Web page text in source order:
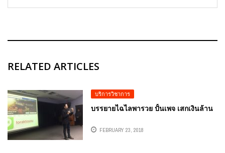
RELATED ARTICLES
บริการวิชาการ
บรรยายไฉไลพารวย ปั้นเพจ เสกเงินล้าน
FEBRUARY 23, 2018